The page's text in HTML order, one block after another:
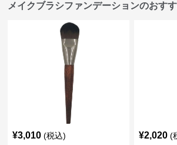
メイクブラシファンデーションのおす
¥3,010 (税込) ¥2,020 (